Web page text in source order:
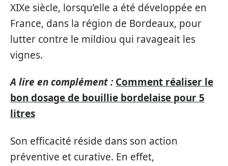
XIXe siècle, lorsqu’elle a été développée en
France, dans la région de Bordeaux, pour
lutter contre le mildiou qui ravageait les
vignes.
A lire en complément : Comment réaliser le
bon dosage de bouillie bordelaise pour 5
litres
Son efficacité réside dans son action
préventive et curative. En effet,